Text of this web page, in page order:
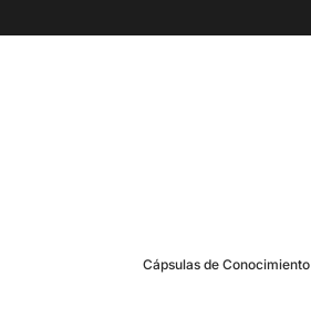
Cápsulas de Conocimiento